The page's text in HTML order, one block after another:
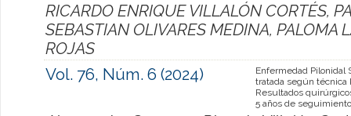
RICARDO ENRIQUE VILLALÓN CORTÉS,
SEBASTIAN OLIVARES MEDINA, PALOMA
ROJAS
Vol. 76, Núm. 6 (2024)
Enfermedad Pilonidal
tratada según técnica
Resultados
5 años de seguimiento